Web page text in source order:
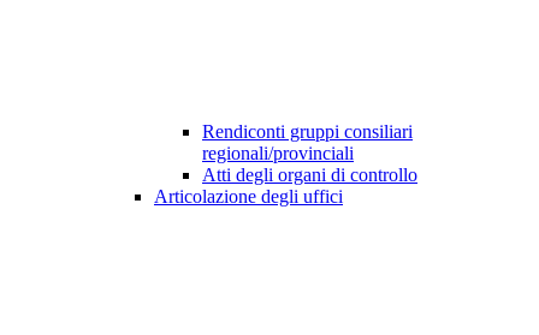
Rendiconti gruppi consiliari
regionali/provinciali
Atti degli organi di controllo
Articolazione degli uffici